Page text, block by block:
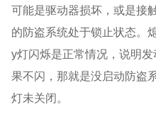
可能是驱动器损坏，或是接
的防盗系统处于锁止状态。
y灯闪烁是正常情况，说明
果不闪，那就是没启动防盗
灯未关闭。